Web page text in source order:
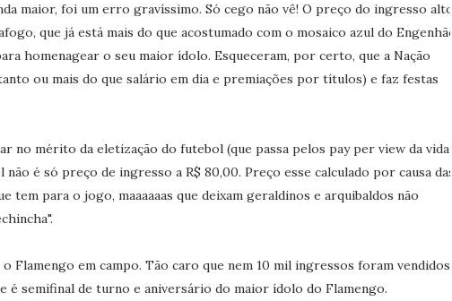
maior, foi um erro gravíssimo. Só cego não vê! O preço do ingresso alto
que já está mais do que acostumado com o mosaico azul do Engenhão,
homenagear o seu maior ídolo. Esqueceram, por certo, que a Nação
ou mais do que salário em dia e premiações por títulos) e faz festas
no mérito da eletização do futebol (que passa pelos pay per view da vida).
é só preço de ingresso a R$ 80,00. Preço esse calculado por causa das
tem para o jogo, maaaaaas que deixam geraldinos e arquibaldos não
Flamengo em campo. Tão caro que nem 10 mil ingressos foram vendidos
é semifinal de turno e aniversário do maior ídolo do Flamengo.